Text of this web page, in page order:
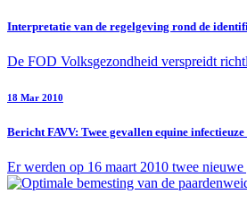
Interpretatie van de regelgeving rond de
De FOD Volksgezondheid verspreidt
18 Mar 2010
Bericht FAVV: Twee gevallen equine
Er werden op 16 maart 2010 twee